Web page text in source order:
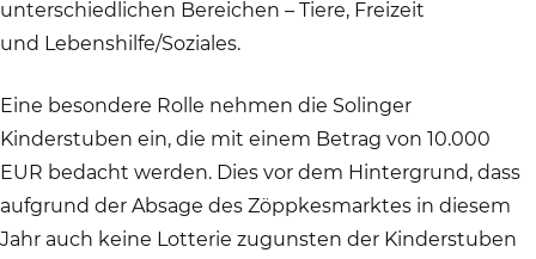
unterschiedlichen Bereichen – Tiere, Freizeit
und Lebenshilfe/Soziales.
Eine besondere Rolle nehmen die Solinger
Kinderstuben ein, die mit einem Betrag von 10.000
EUR bedacht werden. Dies vor dem Hintergrund, dass
aufgrund der Absage des Zöppkesmarktes in diesem
Jahr auch keine Lotterie zugunsten der Kinderstuben